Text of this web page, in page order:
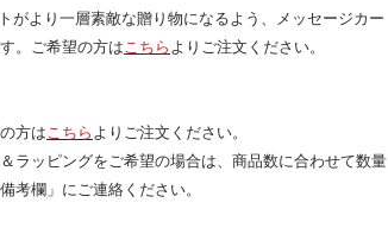
がより一層素敵な贈り物になるよう、メッセージカー
。ご希望の方は こちら よりご注文ください。
方は こちら よりご注文ください。
ラッピングをご希望の場合は、商品数に合わせて数量
考欄」にご連絡ください。